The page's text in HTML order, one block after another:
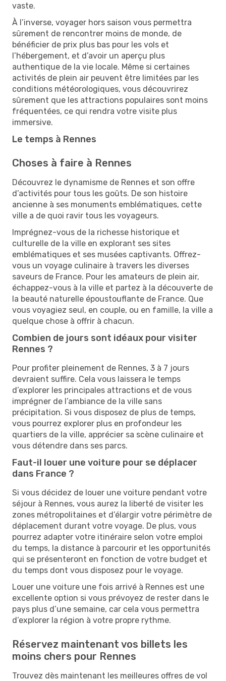
vaste.
À l’inverse, voyager hors saison vous permettra
sûrement de rencontrer moins de monde, de
bénéficier de prix plus bas pour les vols et
l’hébergement, et d’avoir un aperçu plus
authentique de la vie locale. Même si certaines
activités de plein air peuvent être limitées par les
conditions météorologiques, vous découvrirez
sûrement que les attractions populaires sont moins
fréquentées, ce qui rendra votre visite plus
immersive.
Le temps à Rennes
Choses à faire à Rennes
Découvrez le dynamisme de Rennes et son offre
d’activités pour tous les goûts. De son histoire
ancienne à ses monuments emblématiques, cette
ville a de quoi ravir tous les voyageurs.
Imprégnez-vous de la richesse historique et
culturelle de la ville en explorant ses sites
emblématiques et ses musées captivants. Offrez-
vous un voyage culinaire à travers les diverses
saveurs de France. Pour les amateurs de plein air,
échappez-vous à la ville et partez à la découverte de
la beauté naturelle époustouflante de France. Que
vous voyagiez seul, en couple, ou en famille, la ville a
quelque chose à offrir à chacun.
Combien de jours sont idéaux pour visiter
Rennes ?
Pour profiter pleinement de Rennes, 3 à 7 jours
devraient suffire. Cela vous laissera le temps
d’explorer les principales attractions et de vous
imprégner de l’ambiance de la ville sans
précipitation. Si vous disposez de plus de temps,
vous pourrez explorer plus en profondeur les
quartiers de la ville, apprécier sa scène culinaire et
vous détendre dans ses parcs.
Faut-il louer une voiture pour se déplacer
dans France ?
Si vous décidez de louer une voiture pendant votre
séjour à Rennes, vous aurez la liberté de visiter les
zones métropolitaines et d’élargir votre périmètre de
déplacement durant votre voyage. De plus, vous
pourrez adapter votre itinéraire selon votre emploi
du temps, la distance à parcourir et les opportunités
qui se présenteront en fonction de votre budget et
du temps dont vous disposez pour le voyage.
Louer une voiture une fois arrivé à Rennes est une
excellente option si vous prévoyez de rester dans le
pays plus d’une semaine, car cela vous permettra
d’explorer la région à votre propre rythme.
Réservez maintenant vos billets les
moins chers pour Rennes
Trouvez dès maintenant les meilleures offres de vol